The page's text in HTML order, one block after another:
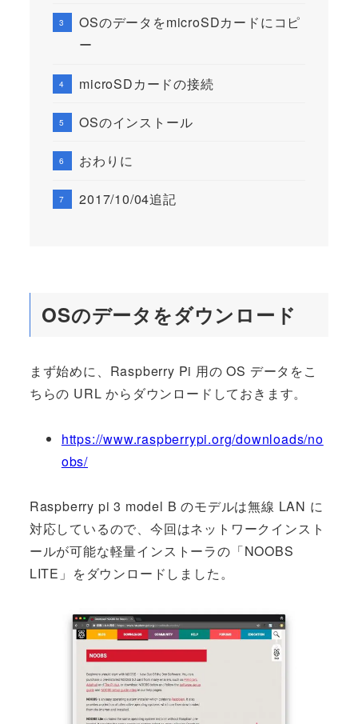
OSのデータをmicroSDカードにコピ
ー
microSDカードの接続
OSのインストール
おわりに
2017/10/04追記
OSのデータをダウンロード
まず始めに、Raspberry Pi 用の OS データをこ
ちらの URL からダウンロードしておきます。
https://www.raspberrypi.org/downloads/no
obs/
Raspberry pi 3 model B のモデルは無線 LAN に
対応しているので、今回はネットワークインスト
ールが可能な軽量インストーラの「NOOBS
LITE」をダウンロードしました。